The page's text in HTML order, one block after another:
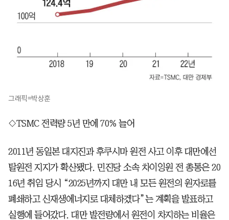
그래픽=박상훈
◇TSMC 전력량 5년 만에 70% 늘어
2011년 동일본 대지진과 후쿠시마 원전 사고 이후 대만에선
탈원전 지지가 확산됐다. 민진당 소속 차이잉원 전 총통은 20
16년 취임 당시 “2025년까지 대만 내 모든 원전의 원자로를
폐쇄하고 신재생에너지로 대체하겠다”는 계획을 발표하고
실행에 들어갔다. 대만 발전량에서 원전이 차지하는 비율은